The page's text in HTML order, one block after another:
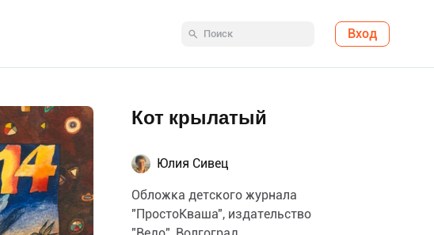
Вход
Кот крылатый
Юлия Сивец
Обложка детского журнала
"ПростоКваша", издательство